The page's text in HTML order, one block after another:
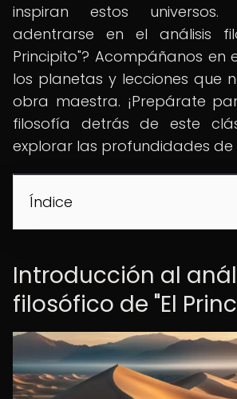
inspiran estos universos.
adentrarse en el análisis
Principito"? Acompáñanos en
los planetas y lecciones que
obra maestra. ¡Prepárate
filosofía detrás de este
explorar las profundidades de
Índice
Introducción al
filosófico de "El